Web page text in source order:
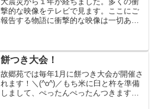
撃的な映像をテレビで見ます。ここにご
報告する物語に衝撃的な映像は一切あり
餅つき大会！
故郷苑では毎年1月に餅つき大会が開催さ
れます！＼(^o^)／もち米に臼と杵を準備
しまして、ぺったんぺったんつきますよ